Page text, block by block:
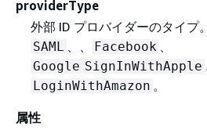
providerType
外部 ID プロバイダーのタイプ
SAML 、、 Facebook 、
Google SignInWithApple
LoginWithAmazon 。
属性